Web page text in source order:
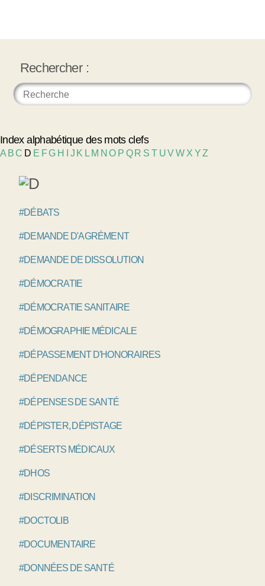
Rechercher :
Index alphabétique des mots clefs
A BC D E FG H J K L M NO P Q R S T UVW X YZ
#DÉBATS
#DEMANDE D'AGRÉMENT
#DEMANDE DE DISSOLUTION
#DÉMOCRATIE
#DÉMOCRATIE SANITAIRE
#DÉMOGRAPHIE MÉDICALE
#DÉPASSEMENT D'HONORAIRES
#DÉPENDANCE
#DÉPENSES DE SANTÉ
#DÉPISTER, DÉPISTAGE
#DÉSERTS MÉDICAUX
#DHOS
#DISCRIMINATION
#DOCTOLIB
#DOCUMENTAIRE
#DONNÉES DE SANTÉ